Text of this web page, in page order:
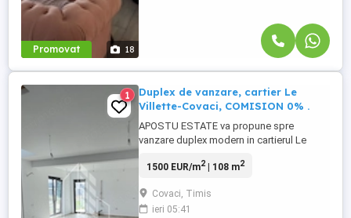
Promovat 18
1
Duplex de vanzare, cartier Le
Villette-Covaci, COMISION 0% .
APOSTU ESTATE va propune spre
vanzare duplex modern in cartierul Le
construcție: Structură din zidărie de 25 cm
fonică și termică excelentă Izolație cu
polistiren de 10 cm EPS 100 Placă
1500 EUR/m2| 108 m2
Covaci, Timis
ieri 05:41